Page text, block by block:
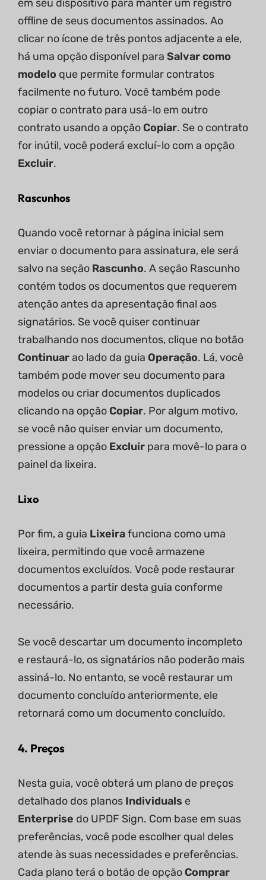
em seu dispositivo para manter um registro
offline de seus documentos assinados. Ao
clicar no ícone de três pontos adjacente a ele,
há uma opção disponível para Salvar como
modelo que permite formular contratos
facilmente no futuro. Você também pode
copiar o contrato para usá-lo em outro
contrato usando a opção Copiar. Se o contrato
for inútil, você poderá excluí-lo com a opção
Excluir.
Rascunhos
Quando você retornar à página inicial sem
enviar o documento para assinatura, ele será
salvo na seção Rascunho. A seção Rascunho
contém todos os documentos que requerem
atenção antes da apresentação final aos
signatários. Se você quiser continuar
trabalhando nos documentos, clique no botão
Continuarao lado da guia Operação. Lá, você
também pode mover seu documento para
modelos ou criar documentos duplicados
clicando na opção Copiar. Por algum motivo,
se você não quiser enviar um documento,
pressione a opção Excluir para movê-lo para o
painel da lixeira.
Lixo
Por fim, a guia Lixeirafunciona como uma
lixeira, permitindo que você armazene
documentos excluídos. Você pode restaurar
documentos a partir desta guia conforme
necessário.
Se você descartar um documento incompleto
e restaurá-lo, os signatários não poderão mais
assiná-lo. No entanto, se você restaurar um
documento concluído anteriormente, ele
retornará como um documento concluído.
4. Preços
Nesta guia, você obterá um plano de preços
detalhado dos planos Individuals e
Enterprise do UPDF Sign. Com base em suas
preferências, você pode escolher qual deles
atende às suas necessidades e preferências.
Cada plano terá o botão de opção Comprar